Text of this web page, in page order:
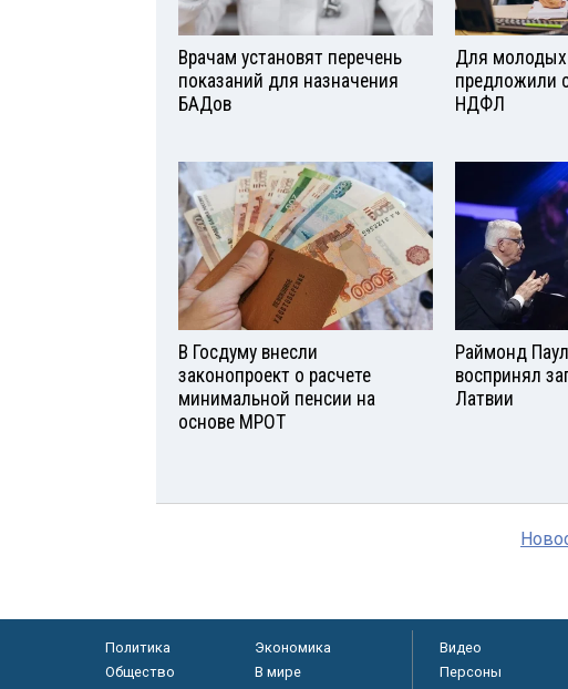
Врачам установят перечень
показаний для назначения
БАДов
Для молодых
предложили
НДФЛ
В Госдуму внесли
законопроект о расчете
минимальной пенсии на
основе МРОТ
Раймонд
воспринял
Латвии
Политика
Экономика
Общество
В мире
Видео
Персоны